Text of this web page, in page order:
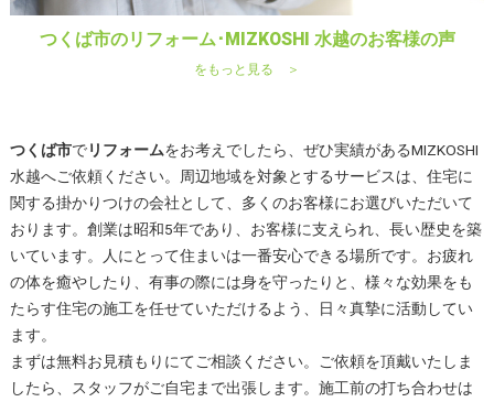
つくば市のリフォーム･MIZKOSHI 水越のお客様の声
をもっと見る ＞
つくば市でリフォームをお考えでしたら、ぜひ実績があるMIZKOSHI
水越へご依頼ください。周辺地域を対象とするサービスは、住宅に
関する掛かりつけの会社として、多くのお客様にお選びいただいて
おります。創業は昭和5年であり、お客様に支えられ、長い歴史を築
いています。人にとって住まいは一番安心できる場所です。お疲れ
の体を癒やしたり、有事の際には身を守ったりと、様々な効果をも
たらす住宅の施工を任せていただけるよう、日々真摯に活動してい
ます。
まずは無料お見積もりにてご相談ください。ご依頼を頂戴いたしま
したら、スタッフがご自宅まで出張します。施工前の打ち合わせは